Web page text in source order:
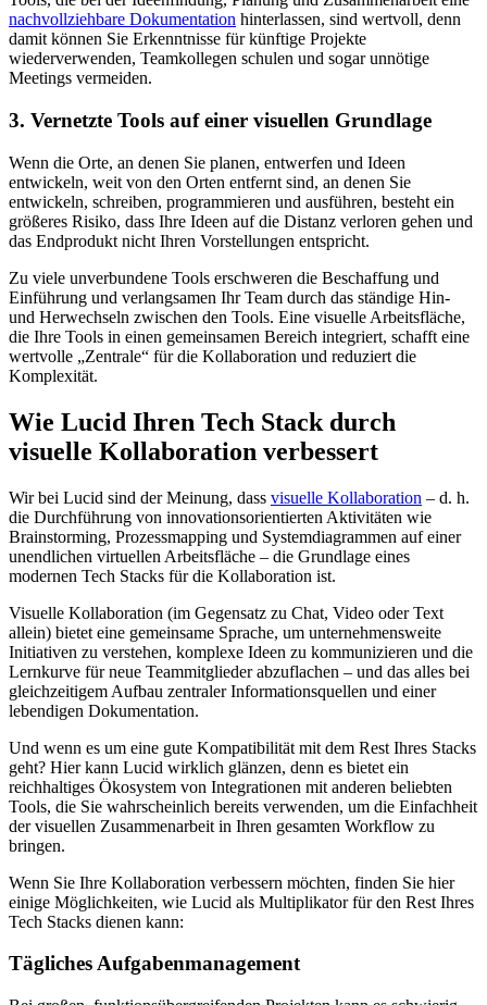
nachvollziehbare Dokumentation hinterlassen, sind wertvoll, denn
damit können Sie Erkenntnisse für künftige Projekte
wiederverwenden, Teamkollegen schulen und sogar unnötige
Meetings vermeiden.
3. Vernetzte Tools auf einer visuellen Grundlage
Wenn die Orte, an denen Sie planen, entwerfen und Ideen
entwickeln, weit von den Orten entfernt sind, an denen Sie
entwickeln, schreiben, programmieren und ausführen, besteht ein
größeres Risiko, dass Ihre Ideen auf die Distanz verloren gehen und
das Endprodukt nicht Ihren Vorstellungen entspricht.
Zu viele unverbundene Tools erschweren die Beschaffung und
Einführung und verlangsamen Ihr Team durch das ständige Hin-
und Herwechseln zwischen den Tools. Eine visuelle Arbeitsfläche,
die Ihre Tools in einen gemeinsamen Bereich integriert, schafft eine
wertvolle „Zentrale“ für die Kollaboration und reduziert die
Komplexität.
Wie Lucid Ihren Tech Stack durch
visuelle Kollaboration verbessert
Wir bei Lucid sind der Meinung, dass visuelle Kollaboration – d. h.
die Durchführung von innovationsorientierten Aktivitäten wie
Brainstorming, Prozessmapping und Systemdiagrammen auf einer
unendlichen virtuellen Arbeitsfläche – die Grundlage eines
modernen Tech Stacks für die Kollaboration ist.
Visuelle Kollaboration (im Gegensatz zu Chat, Video oder Text
allein) bietet eine gemeinsame Sprache, um unternehmensweite
Initiativen zu verstehen, komplexe Ideen zu kommunizieren und die
Lernkurve für neue Teammitglieder abzuflachen – und das alles bei
gleichzeitigem Aufbau zentraler Informationsquellen und einer
lebendigen Dokumentation.
Und wenn es um eine gute Kompatibilität mit dem Rest Ihres Stacks
geht? Hier kann Lucid wirklich glänzen, denn es bietet ein
reichhaltiges Ökosystem von Integrationen mit anderen beliebten
Tools, die Sie wahrscheinlich bereits verwenden, um die Einfachheit
der visuellen Zusammenarbeit in Ihren gesamten Workflow zu
bringen.
Wenn Sie Ihre Kollaboration verbessern möchten, finden Sie hier
einige Möglichkeiten, wie Lucid als Multiplikator für den Rest Ihres
Tech Stacks dienen kann:
Tägliches Aufgabenmanagement